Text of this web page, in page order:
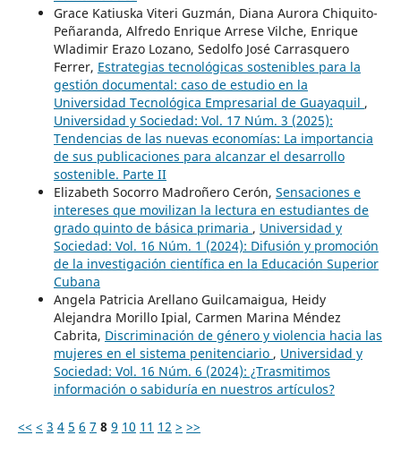
Grace Katiuska Viteri Guzmán, Diana Aurora Chiquito-
Peñaranda, Alfredo Enrique Arrese Vilche, Enrique
Wladimir Erazo Lozano, Sedolfo José Carrasquero
Ferrer, Estrategias tecnológicas sostenibles para la
gestión documental: caso de estudio en la
Universidad Tecnológica Empresarial de Guayaquil ,
Universidad y Sociedad: Vol. 17 Núm. 3 (2025):
Tendencias de las nuevas economías: La importancia
de sus publicaciones para alcanzar el desarrollo
sostenible. Parte II
Elizabeth Socorro Madroñero Cerón, Sensaciones e
intereses que movilizan la lectura en estudiantes de
grado quinto de básica primaria , Universidad y
Sociedad: Vol. 16 Núm. 1 (2024): Difusión y promoción
de la investigación científica en la Educación Superior
Cubana
Angela Patricia Arellano Guilcamaigua, Heidy
Alejandra Morillo Ipial, Carmen Marina Méndez
Cabrita, Discriminación de género y violencia hacia las
mujeres en el sistema penitenciario , Universidad y
Sociedad: Vol. 16 Núm. 6 (2024): ¿Trasmitimos
información o sabiduría en nuestros artículos?
<< < 3 4 5 6 7 8 9 10 11 12 > >>